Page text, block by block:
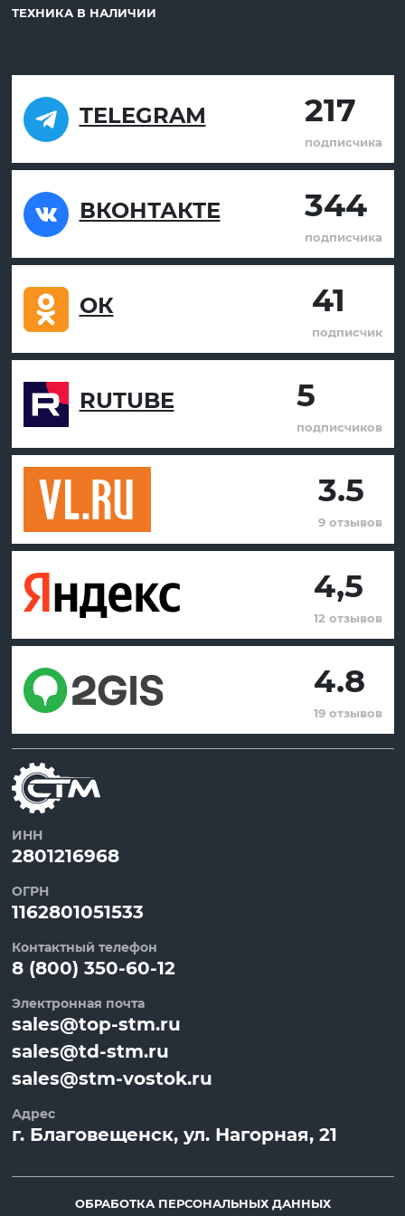
ТЕХНИКА В НАЛИЧИИ
TELEGRAM 217
подписчика
ВКОНТАКТЕ 344
подписчика
ОК 41
подписчик
RUTUBE 5
подписчиков
3.5
9 отзывов
4,5
12 отзывов
4.8
19 отзывов
ИНН
2801216968
ОГРН
1162801051533
Контактный телефон
8 (800) 350-60-12
Электронная почта
sales@top-stm.ru
sales@td-stm.ru
sales@stm-vostok.ru
Адрес
г. Благовещенск, ул. Нагорная, 21
ОБРАБОТКА ПЕРСОНАЛЬНЫХ ДАННЫХ